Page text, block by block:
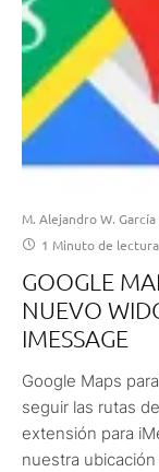
M. Alejandro W.
1 Minuto de lectura
GOOGLE
NUEVO
IMESSAGE
Google Maps
seguir las rutas
extensión para
nuestra